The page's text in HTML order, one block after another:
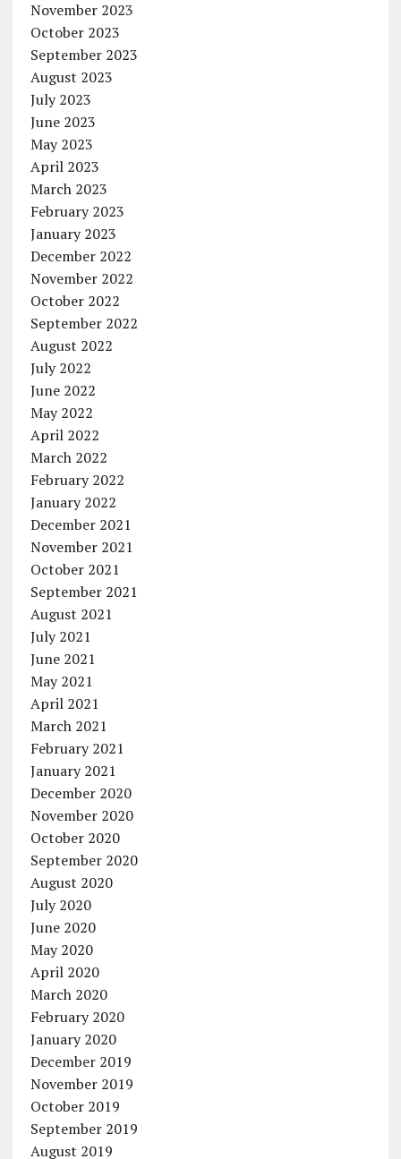
November 2023
October 2023
September 2023
August 2023
July 2023
June 2023
May 2023
April 2023
March 2023
February 2023
January 2023
December 2022
November 2022
October 2022
September 2022
August 2022
July 2022
June 2022
May 2022
April 2022
March 2022
February 2022
January 2022
December 2021
November 2021
October 2021
September 2021
August 2021
July 2021
June 2021
May 2021
April 2021
March 2021
February 2021
January 2021
December 2020
November 2020
October 2020
September 2020
August 2020
July 2020
June 2020
May 2020
April 2020
March 2020
February 2020
January 2020
December 2019
November 2019
October 2019
September 2019
August 2019